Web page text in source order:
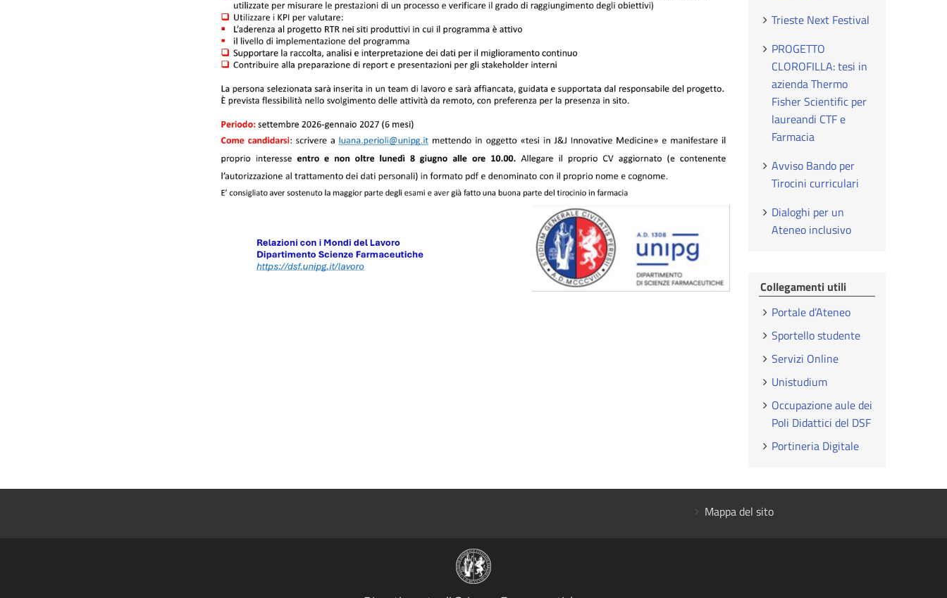
Trieste Next Festival
PROGETTO
CLOROFILLA: tesi in
azienda Thermo
Fisher Scientific per
laureandi CTF e
Farmacia
Avviso Bando per
Tirocini curriculari
Dialoghi per un
Ateneo inclusivo
Collegamenti utili
Portale d’Ateneo
Sportello studente
Servizi Online
Unistudium
Occupazione aule dei
Poli Didattici del DSF
Portineria Digitale
Mappa del sito